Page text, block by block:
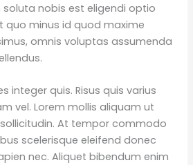
nobis est eligendi optio
quo minus id quod maxime
omnis voluptas assumenda
integer quis. Risus quis varius
vel. Lorem mollis aliquam ut
At tempor commodo
scelerisque eleifend donec
nec. Aliquet bibendum enim